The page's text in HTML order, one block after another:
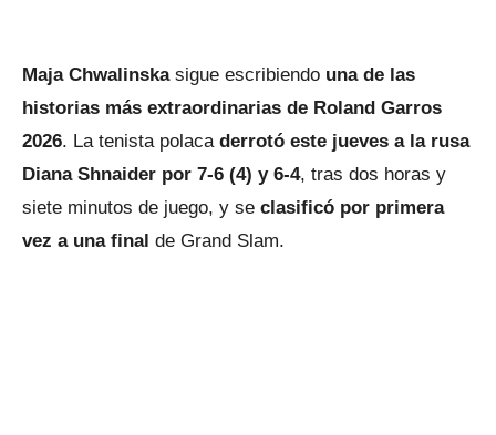
Maja Chwalinskasigue escribiendo una de las
historias más extraordinarias de Roland Garros
2026. La tenista polaca derrotó este jueves a la rusa
Diana Shnaider por 7-6 (4) y 6-4, tras dos horas y
siete minutos de juego, y se clasificó por primera
vez a una final de Grand Slam.